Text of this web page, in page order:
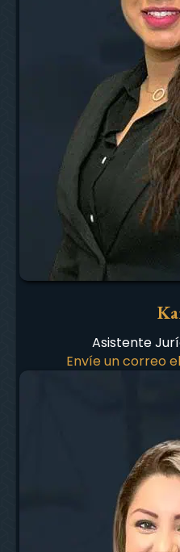
Asistente
Envíe un correo